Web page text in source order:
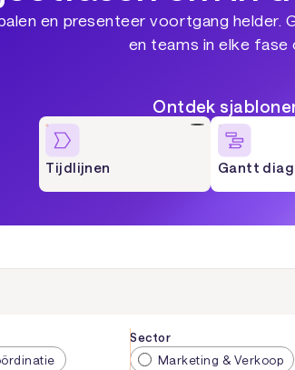
en presenteer voortgang
en teams in elke fase
Ontdek
Tijdlijnen Gantt
Sector
Marketing & Verkoop